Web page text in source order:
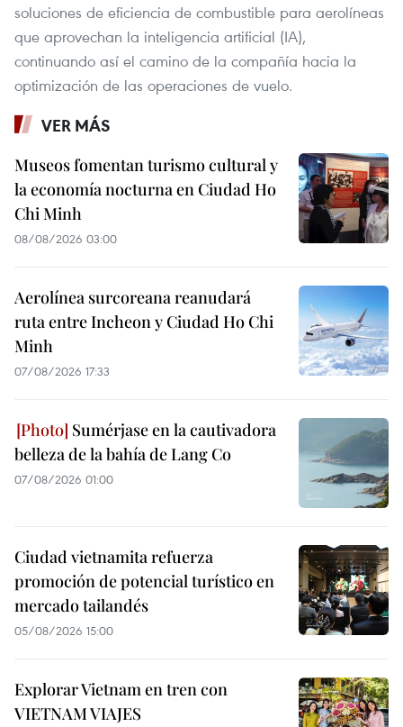
soluciones de eficiencia de combustible para aerolíneas
que aprovechan la inteligencia artificial (IA),
continuando así el camino de la compañía hacia la
optimización de las operaciones de vuelo.
VER MÁS
Museos fomentan turismo cultural y
la economía nocturna en Ciudad Ho
Chi Minh
08/08/2026 03:00
Aerolínea surcoreana reanudará
ruta entre Incheon y Ciudad Ho Chi
Minh
07/08/2026 17:33
Sumérjase en la cautivadora
belleza de la bahía de Lang Co
07/08/2026 01:00
Ciudad vietnamita refuerza
promoción de potencial turístico en
mercado tailandés
05/08/2026 15:00
Explorar Vietnam en tren con
VIETNAM VIAJES